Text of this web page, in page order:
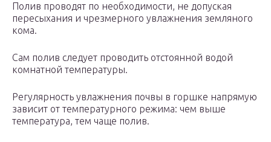
Полив проводят по необходимости, не допуская
пересыхания и чрезмерного увлажнения земляного
кома.
Сам полив следует проводить отстоянной водой
комнатной температуры.
Регулярность увлажнения почвы в горшке напрямую
зависит от температурного режима: чем выше
температура, тем чаще полив.